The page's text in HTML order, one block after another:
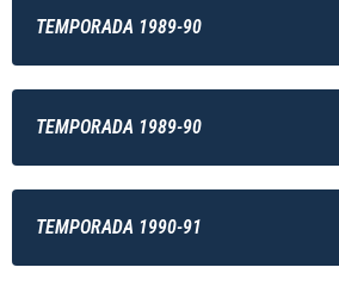
TEMPORADA 1989-90
TEMPORADA 1989-90
TEMPORADA 1990-91